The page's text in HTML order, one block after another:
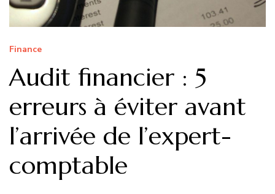
Finance
Audit financier : 5
erreurs à éviter avant
l’arrivée de l’expert-
comptable